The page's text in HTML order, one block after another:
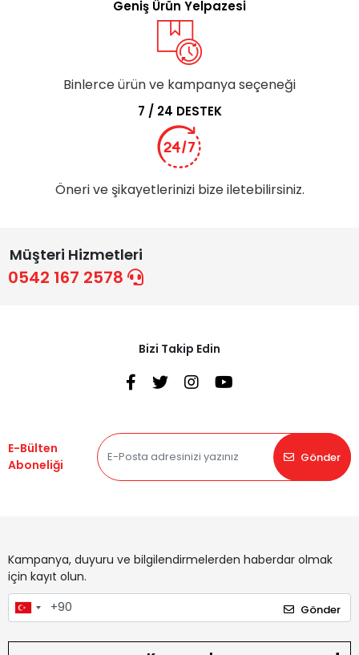
Geniş Ürün Yelpazesi
Binlerce ürün ve kampanya seçeneği
7 / 24 DESTEK
Öneri ve şikayetlerinizi bize iletebilirsiniz.
Müşteri Hizmetleri
0542 167 2578
Bizi Takip Edin
E-Bülten
Aboneliği
Gönder
Kampanya, duyuru ve bilgilendirmelerden haberdar olmak
için kayıt olun.
Gönder